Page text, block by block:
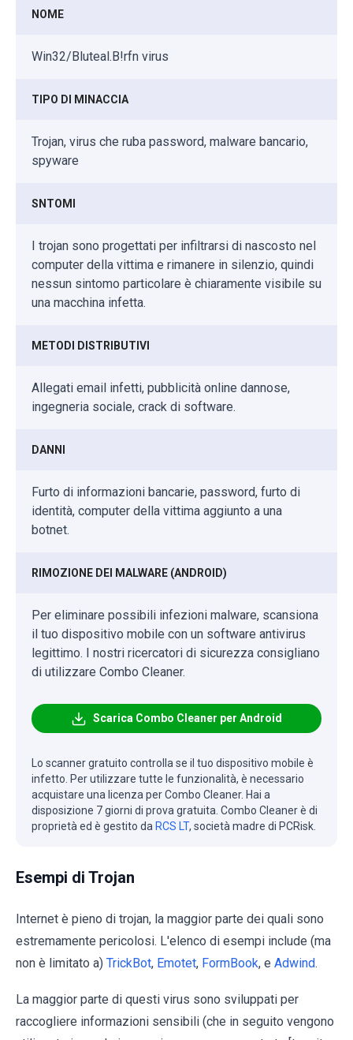
NOME
Win32/Bluteal.B!rfn virus
TIPO DI MINACCIA
Trojan, virus che ruba password, malware bancario,
spyware
SNTOMI
I trojan sono progettati per infiltrarsi di nascosto nel
computer della vittima e rimanere in silenzio, quindi
nessun sintomo particolare è chiaramente visibile su
una macchina infetta.
METODI DISTRIBUTIVI
Allegati email infetti, pubblicità online dannose,
ingegneria sociale, crack di software.
DANNI
Furto di informazioni bancarie, password, furto di
identità, computer della vittima aggiunto a una
botnet.
RIMOZIONE DEI MALWARE (ANDROID)
Per eliminare possibili infezioni malware, scansiona
il tuo dispositivo mobile con un software antivirus
legittimo. I nostri ricercatori di sicurezza consigliano
di utilizzare Combo Cleaner.
Scarica Combo Cleaner per Android
Lo scanner gratuito controlla se il tuo dispositivo mobile è
infetto. Per utilizzare tutte le funzionalità, è necessario
acquistare una licenza per Combo Cleaner. Hai a
disposizione 7 giorni di prova gratuita. Combo Cleaner è di
proprietà ed è gestito da RCS LT, società madre di PCRisk.
Esempi di Trojan
Internet è pieno di trojan, la maggior parte dei quali sono
estremamente pericolosi. L'elenco di esempi include (ma
non è limitato a) TrickBot, Emotet, FormBook, e Adwind.
La maggior parte di questi virus sono sviluppati per
raccogliere informazioni sensibili (che in seguito vengono